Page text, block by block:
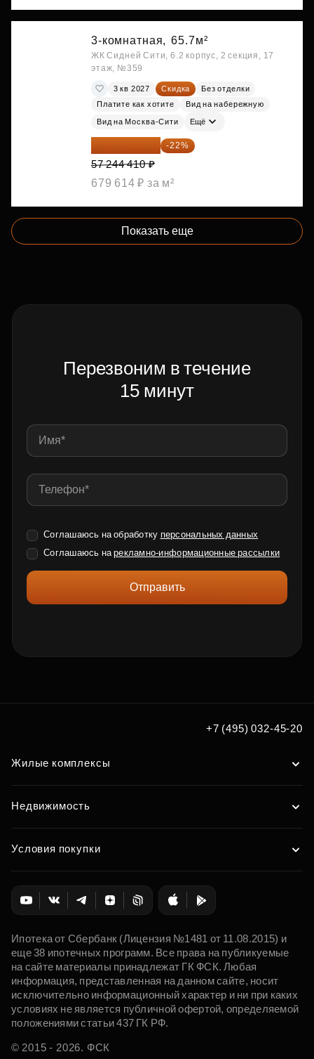
3-комнатная, 65.7м²
ЖК Сидней Сити, 6.2 корпус, 2 секция, 17
этаж, №359
3 кв 2027 Скидка
Без отделки
Платите как хотите
Вид на набережную
Вид на Москва-Сити Ещё
44 650 640 ₽ -22%
57 244 410 ₽
679 614 ₽ за м²
Показать еще
Перезвоним в течение
15 минут
Соглашаюсь на обработку персональных данных
Соглашаюсь нарекламно-информационные рассылки
Отправить
+7 (495) 032-45-20
Жилые комплексы
Недвижимость
Условия покупки
Ипотека от Сбербанк (Лицензия №1481 от 11.08.2015) и
еще 38 ипотечных программ. Все права на публикуемые
на сайте материалы принадлежат ГК ФСК. Любая
информация, представленная на данном сайте, носит
исключительно информационный характер и ни при каких
условиях не является публичной офертой, определяемой
положениями статьи 437 ГК РФ.
© 2015 - 2026. ФСК